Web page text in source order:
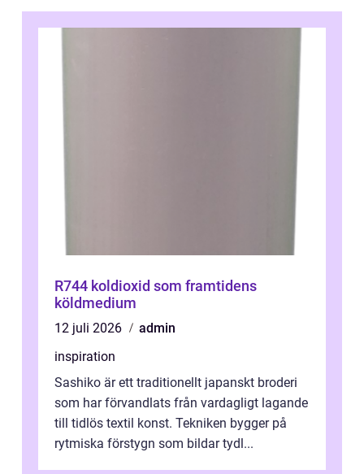
R744 koldioxid som framtidens
köldmedium
12 juli 2026
admin
inspiration
Sashiko är ett traditionellt japanskt broderi
som har förvandlats från vardagligt lagande
till tidlös textil konst. Tekniken bygger på
rytmiska förstygn som bildar tydl...